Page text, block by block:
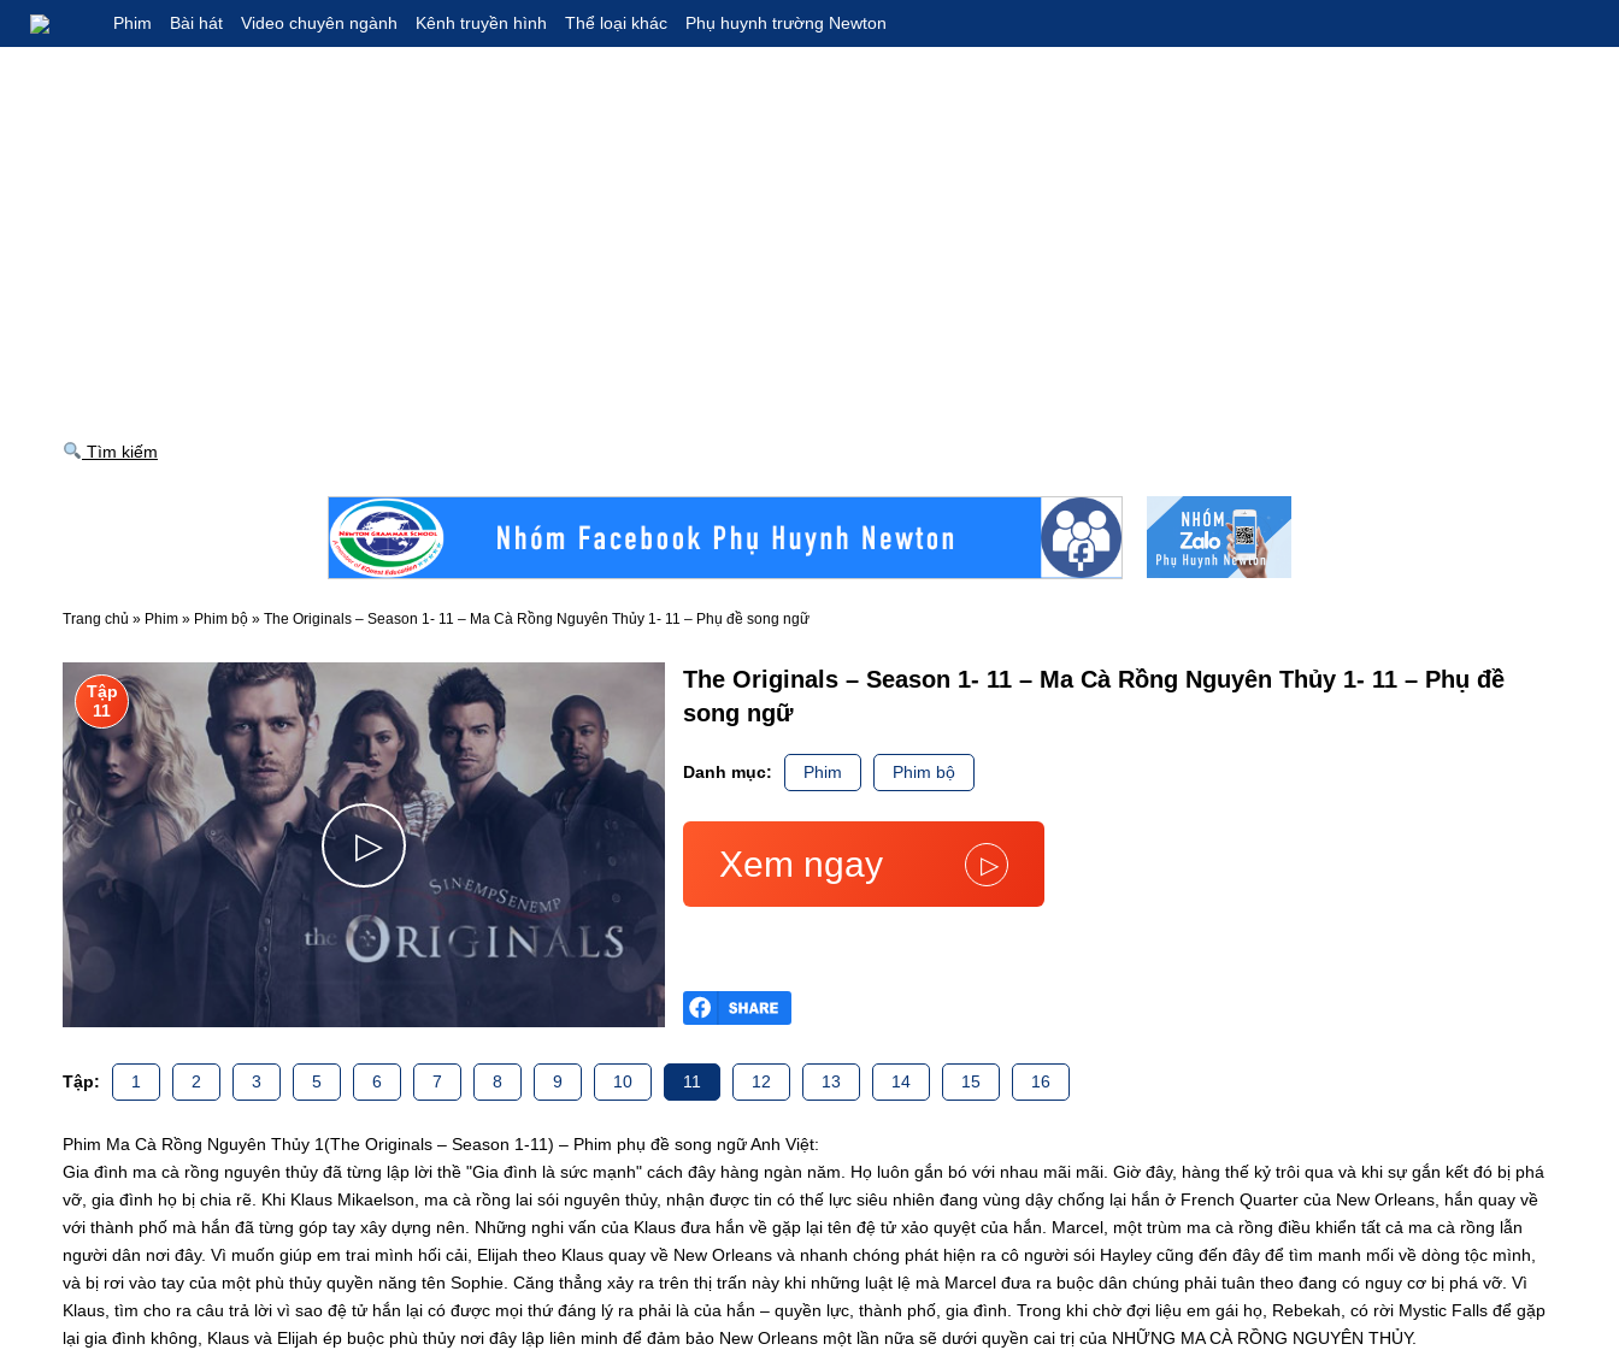
Phim Bài hát Video chuyên ngành Kênh truyền hình Thể loại khác Phụ huynh trường Newton
Tìm kiếm
Trang chủ » Phim » Phim bộ » The Originals – Season 1- 11 – Ma Cà Rồng Nguyên Thủy 1- 11 – Phụ đề song ngữ
▷
Tập
11
The Originals – Season 1- 11 – Ma Cà Rồng Nguyên Thủy 1- 11 – Phụ đề
song ngữ
Danh mục: Phim Phim bộ
Xem ngay ▷
Tập: 1 2 3 5 6 7 8 9 10 11 12 13 14 15 16
Phim Ma Cà Rồng Nguyên Thủy 1(The Originals – Season 1-11) – Phim phụ đề song ngữ Anh Việt:
Gia đình ma cà rồng nguyên thủy đã từng lập lời thề "Gia đình là sức mạnh" cách đây hàng ngàn năm. Họ luôn gắn bó với nhau mãi mãi. Giờ đây, hàng thế kỷ trôi qua và khi sự gắn kết đó bị phá
vỡ, gia đình họ bị chia rẽ. Khi Klaus Mikaelson, ma cà rồng lai sói nguyên thủy, nhận được tin có thế lực siêu nhiên đang vùng dậy chống lại hắn ở French Quarter của New Orleans, hắn quay về
với thành phố mà hắn đã từng góp tay xây dựng nên. Những nghi vấn của Klaus đưa hắn về gặp lại tên đệ tử xảo quyệt của hắn. Marcel, một trùm ma cà rồng điều khiển tất cả ma cà rồng lẫn
người dân nơi đây. Vì muốn giúp em trai mình hối cải, Elijah theo Klaus quay về New Orleans và nhanh chóng phát hiện ra cô người sói Hayley cũng đến đây để tìm manh mối về dòng tộc mình,
và bị rơi vào tay của một phù thủy quyền năng tên Sophie. Căng thẳng xảy ra trên thị trấn này khi những luật lệ mà Marcel đưa ra buộc dân chúng phải tuân theo đang có nguy cơ bị phá vỡ. Vì
Klaus, tìm cho ra câu trả lời vì sao đệ tử hắn lại có được mọi thứ đáng lý ra phải là của hắn – quyền lực, thành phố, gia đình. Trong khi chờ đợi liệu em gái họ, Rebekah, có rời Mystic Falls để gặp
lại gia đình không, Klaus và Elijah ép buộc phù thủy nơi đây lập liên minh để đảm bảo New Orleans một lần nữa sẽ dưới quyền cai trị của NHỮNG MA CÀ RỒNG NGUYÊN THỦY.